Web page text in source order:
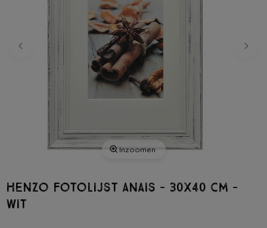
Inzoomen
Henzo fotolijst Anais - 30x40 cm -
wit